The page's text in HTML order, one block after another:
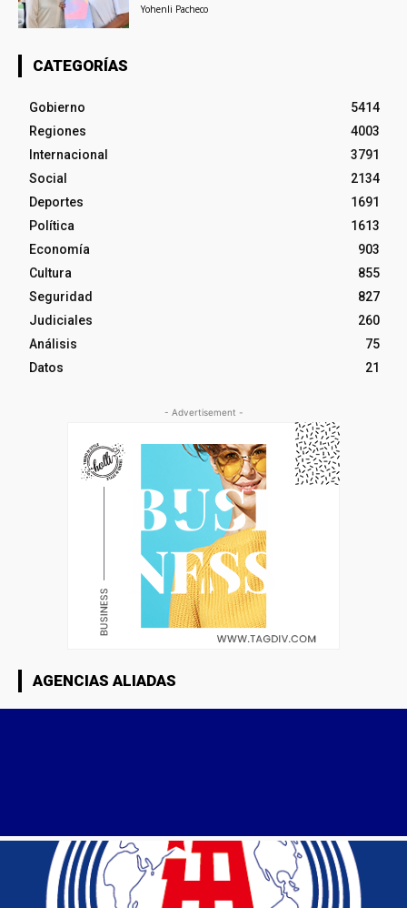
Yohenli Pacheco
CATEGORÍAS
Gobierno
5414
Regiones
4003
Internacional
3791
Social
2134
Deportes
1691
Política
1613
Economía
903
Cultura
855
Seguridad
827
Judiciales
260
Análisis
75
Datos
21
- Advertisement -
AGENCIAS ALIADAS